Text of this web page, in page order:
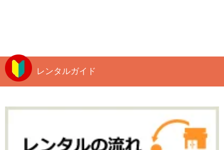
レンタルガイド